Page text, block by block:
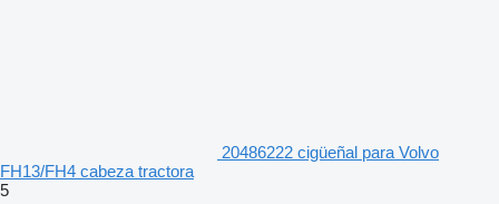
20486222 cigüeñal para Volvo
FH13/FH4 cabeza tractora
5